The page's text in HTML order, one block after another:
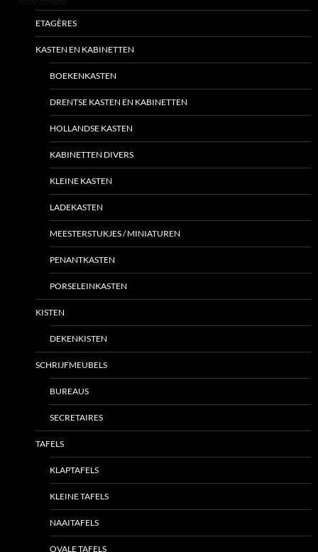
ETAGÈRES
KASTEN EN KABINETTEN
BOEKENKASTEN
DRENTSE KASTEN EN KABINETTEN
HOLLANDSE KASTEN
KABINETTEN DIVERS
KLEINE KASTEN
LADEKASTEN
MEESTERSTUKJES / MINIATUREN
PENANTKASTEN
PORSELEINKASTEN
KISTEN
DEKENKISTEN
SCHRIJFMEUBELS
BUREAUS
SECRETAIRES
TAFELS
KLAPTAFELS
KLEINE TAFELS
NAAITAFELS
OVALE TAFELS